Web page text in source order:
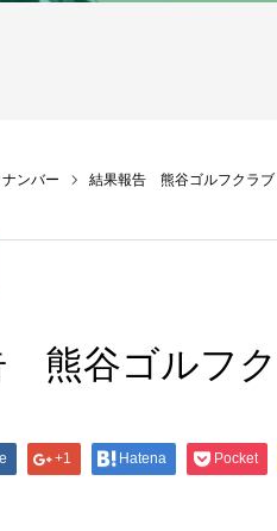
ンバー 結果報告 熊谷ゴルフクラブ
熊谷ゴルフ
+1 Hatena Pocket